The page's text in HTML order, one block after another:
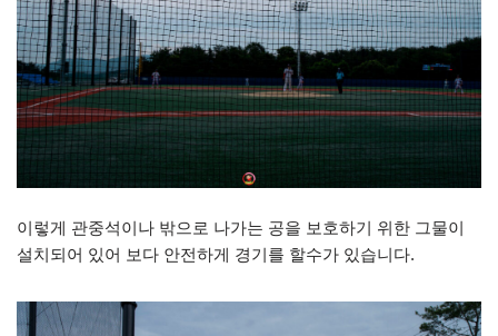
이렇게 관중석이나 밖으로 나가는 공을 보호하기 위한 그물이
설치되어 있어 보다 안전하게 경기를 할수가 있습니다.